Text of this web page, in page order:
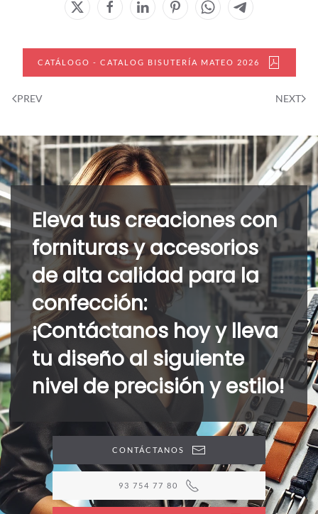
CATÁLOGO - CATALOG BISUTERÍA MATEO 2026
PREV NEXT
Eleva tus creaciones con
fornituras y accesorios
de alta calidad para la
confección:
¡Contáctanos hoy y lleva
tu diseño al siguiente
nivel de precisión y estilo!
CONTÁCTANOS
93 754 77 80